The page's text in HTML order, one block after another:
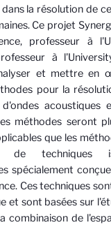
la résolution de
Ce projet
professeur à
à
et mettre en
pour la
acoustiques
méthodes seront
que les
de techniques
spécialement
Ces techniques
et sont basées sur
combinaison de